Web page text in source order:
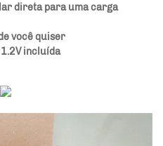
direta para uma carga
você quiser
incluída